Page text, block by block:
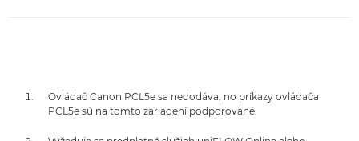
Ovládač Canon PCL5e sa nedodáva, no príkazy ovládača
PCL5e sú na tomto zariadení podporované.